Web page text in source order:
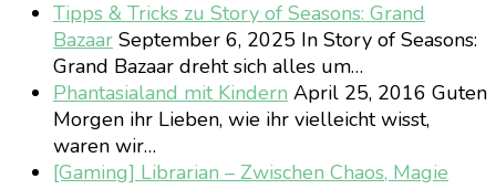
Tipps & Tricks zu Story of Seasons: Grand
Bazaar September 6, 2025 In Story of Seasons:
Grand Bazaar dreht sich alles um…
Phantasialand mit Kindern April 25, 2016 Guten
Morgen ihr Lieben, wie ihr vielleicht wisst,
waren wir…
[Gaming] Librarian – Zwischen Chaos, Magie